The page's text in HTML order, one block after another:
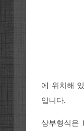
에 위치해
입니다.
상부형식은